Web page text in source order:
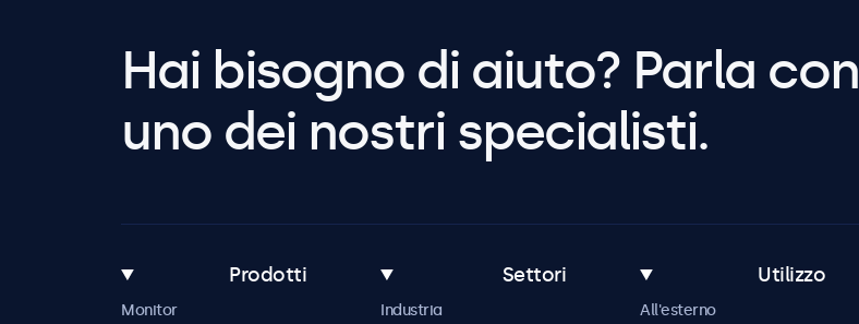
Hai bisogno di aiuto? Parla con
uno dei nostri specialisti.
Prodotti
Monitor
Settori
Industria
Utilizzo
All'esterno